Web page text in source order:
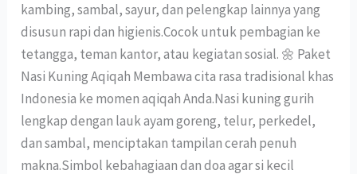
kambing, sambal, sayur, dan pelengkap lainnya yang
disusun rapi dan higienis.Cocok untuk pembagian ke
tetangga, teman kantor, atau kegiatan sosial. 🌼 Paket
Nasi Kuning Aqiqah Membawa cita rasa tradisional khas
Indonesia ke momen aqiqah Anda.Nasi kuning gurih
lengkap dengan lauk ayam goreng, telur, perkedel,
dan sambal, menciptakan tampilan cerah penuh
makna.Simbol kebahagiaan dan doa agar si kecil